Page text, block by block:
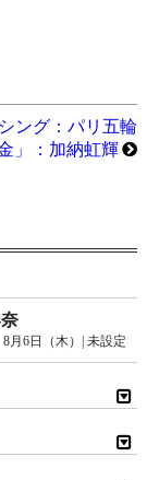
ング：パリ五輪
金」：加納虹輝
8月6日（木）| 未設定